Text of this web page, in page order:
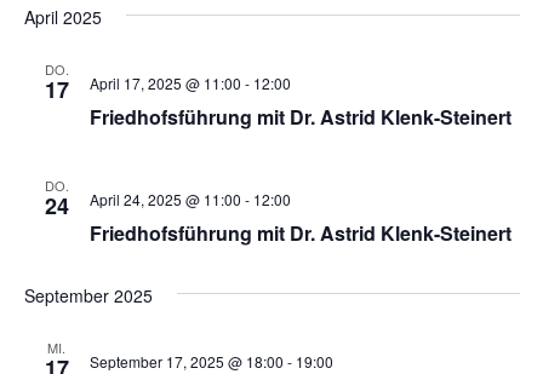
und
wählen.
April 2025
DO.
17
Friedhofsführung mit Dr. Astrid Klenk-Steinert
April 17, 2025 @ 11:00 - 12:00
DO.
24
Friedhofsführung mit Dr. Astrid Klenk-Steinert
April 24, 2025 @ 11:00 - 12:00
September 2025
MI.
September 17, 2025 @ 18:00 - 19:00